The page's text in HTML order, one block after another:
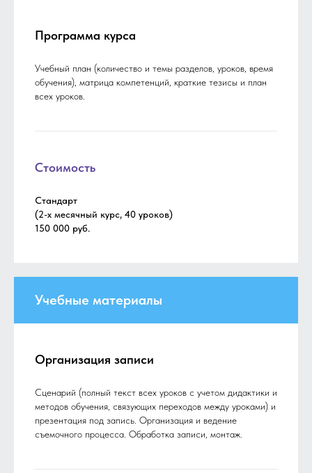
Программа курса
Учебный план (количество и темы разделов, уроков, время
обучения), матрица компетенций, краткие тезисы и план
всех уроков.
Стоимость
Стандарт
(2-х месячный курс, 40 уроков)
150 000 руб.
Учебные материалы
Организация записи
Сценарий (полный текст всех уроков с учетом дидактики и
методов обучения, связующих переходов между уроками) и
презентация под запись. Организация и ведение
съемочного процесса. Обработка записи, монтаж.